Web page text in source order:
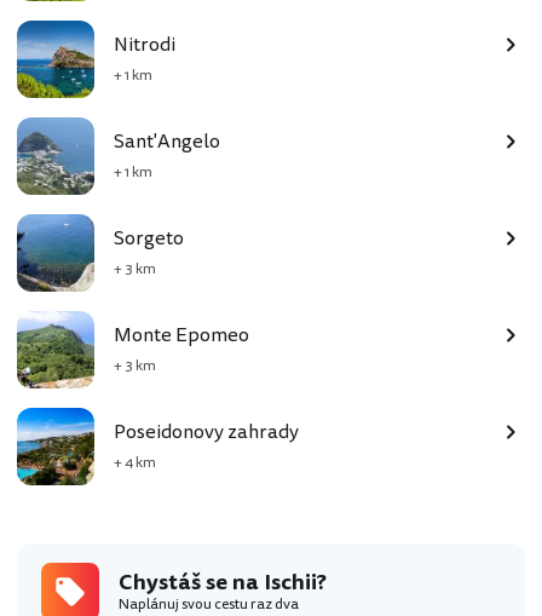
Nitrodi
+ 1 km
Sant'Angelo
+ 1 km
Sorgeto
+ 3 km
Monte Epomeo
+ 3 km
Poseidonovy zahrady
+ 4 km
Chystáš se na Ischii?
Naplánuj svou cestu raz dva